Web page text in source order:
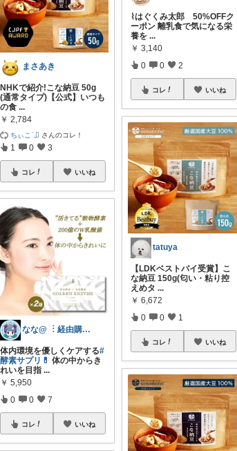
まさあき
NHKで紹介!こな納豆 50g
(通常タイプ)【公式】いつも
の食 ...
￥ 2,784
ちぃこ¨̮⃝ さんのコレ！
1 0 3
コレ いいね
なな@ ︙経由購入ありがとうございます✨
体内環境を優しくケアする#
酵素サプリ💊 体の中からき
れいを目指 ...
￥ 5,950
0 0 7
コレ いいね
⌇はぐくみ太郎 50%OFFク
ーポン 離乳食で気になる栄
養を ...
￥ 3,140
0 0 2
コレ いいね
tatuya
【LDKベストバイ受賞】こ
な納豆 150g(匂い・粘り控
えめタ ...
￥ 6,672
0 0 1
コレ いいね